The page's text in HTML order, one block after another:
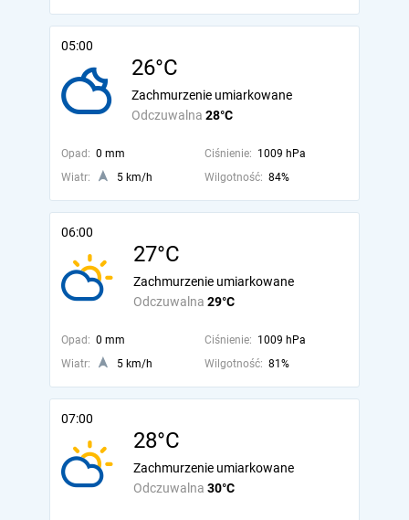
05:00
26°C
Odczuwalna 28°C
Zachmurzenie umiarkowane
Opad: 0 mm Ciśnienie: 1009 hPa
Wiatr:
5 km/h Wilgotność: 84%
06:00
27°C
Odczuwalna 29°C
Zachmurzenie umiarkowane
Opad: 0 mm Ciśnienie: 1009 hPa
Wiatr:
5 km/h Wilgotność: 81%
07:00
28°C
Odczuwalna 30°C
Zachmurzenie umiarkowane